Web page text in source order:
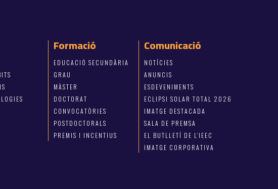
Formació
EDUCACIÓ SECUNDÀRIA
GRAU
MÀSTER
DOCTORAT
CONVOCATÒRIES
POSTDOCTORALS
PREMIS I INCENTIUS
Comunicació
NOTÍCIES
ANUNCIS
ESDEVENIMENTS
ECLIPSI SOLAR TOTAL 2026
IMATGE DESTACADA
SALA DE PREMSA
EL BUTLLETÍ DE L’IEEC
IMATGE CORPORATIVA